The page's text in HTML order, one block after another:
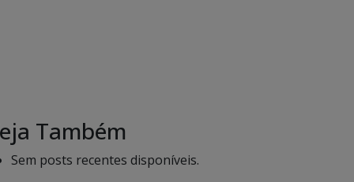
Também
Sem posts recentes disponíveis.